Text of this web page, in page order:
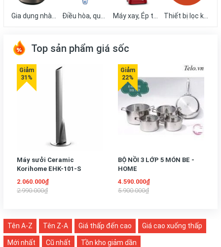
Top sản phẩm giá sốc
Máy sưởi Ceramic
Korihome EHK-101-S
2.060.000₫
2.990.000₫
BỘ NỒI 3 LỚP 5 MÓN BE -
HOME
4.590.000₫
5.900.000₫
Tên A-Z Tên Z-A Giá thấp đến cao Giá cao xuống thấp
Mới nhất Cũ nhất Tồn kho giảm dần